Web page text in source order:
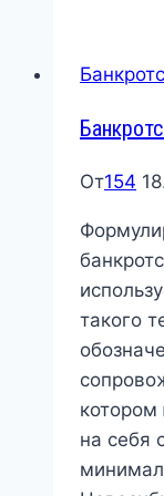
От154
такого
котором
на себя